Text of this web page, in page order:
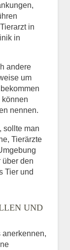
in
in
andere
um
können
nennen.
sollte man
Tierärzte
über den
Tier und
UND
anerkennen,